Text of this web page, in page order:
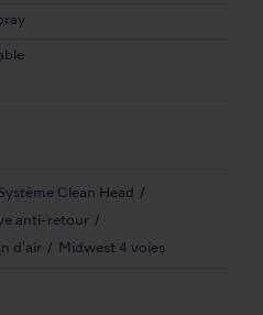
Clean Head
anti-retour
d'air Midwest 4 voies